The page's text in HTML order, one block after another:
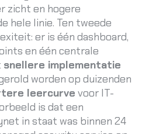
zicht en hogere
hele linie. Ten tweede
er is één dashboard,
en één centrale
snellere implementatie
worden op duizenden
leercurve voor IT-
is dat een
in staat was binnen 24